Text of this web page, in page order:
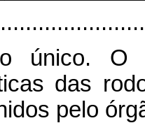
único. O
das
pelo